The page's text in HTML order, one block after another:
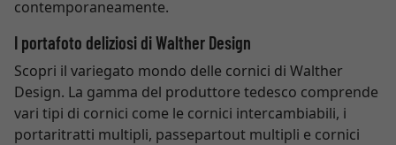
contemporaneamente.
I portafoto deliziosi di Walther Design
Scopri il variegato mondo delle cornici di Walther
Design. La gamma del produttore tedesco comprende
vari tipi di cornici come le cornici intercambiabili, i
portaritratti multipli, passepartout multipli e cornici